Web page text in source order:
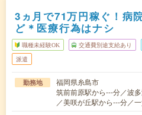
3ヵ月で71万円稼ぐ！病
ど＊医療行為はナシ
職種未経験OK 交通費別途支給あり
派遣
勤務地
福岡県糸島市
筑前前原駅から---分／波
／美咲が丘駅から---分／